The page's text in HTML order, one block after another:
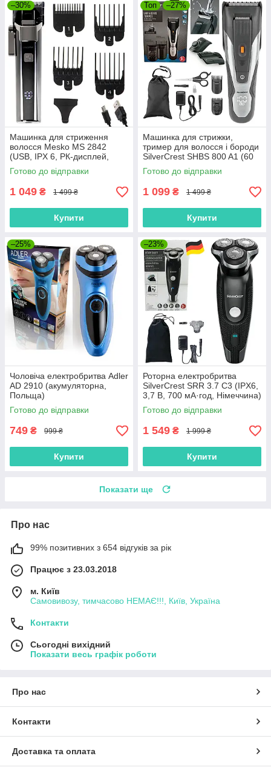
–30%
Машинка для стриження
волосся Mesko MS 2842
(USB, IPX 6, РК-дисплей,
Польща)
Готово до відправки
1 049 ₴ 1 499 ₴
Купити
Топ –27%
Машинка для стрижки,
тример для волосся і бороди
SilverCrest SHBS 800 A1 (60
хв, Німеччина)
Готово до відправки
1 099 ₴ 1 499 ₴
Купити
–25%
Чоловіча електробритва Adler
AD 2910 (акумуляторна,
Польща)
Готово до відправки
749 ₴ 999 ₴
Купити
–23%
Роторна електробритва
SilverCrest SRR 3.7 C3 (IPX6,
3,7 В, 700 мА·год, Німеччина)
Готово до відправки
1 549 ₴ 1 999 ₴
Купити
Показати ще
Про нас
99% позитивних з 654 відгуків за рік
Працює з 23.03.2018
м. Київ
Самовивозу, тимчасово НЕМАЄ!!!, Київ, Україна
Контакти
Сьогодні вихідний
Показати весь графік роботи
Про нас
Контакти
Доставка та оплата